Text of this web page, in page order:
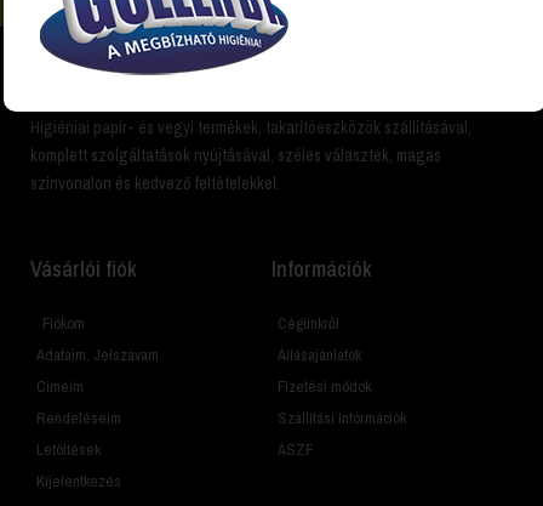
Higiéniai papír- és vegyi termékek, takarítóeszközök szállításával,
komplett szolgáltatások nyújtásával, széles választék, magas
színvonalon és kedvező feltételekkel.
Vásárlói fiók
Fiókom
Adataim, Jelszavam
Címeim
Rendeléseim
Letöltések
Kijelentkezés
Információk
Cégünkről
Állásajánlatok
Fizetési módok
Szállítási Információk
ÁSZF